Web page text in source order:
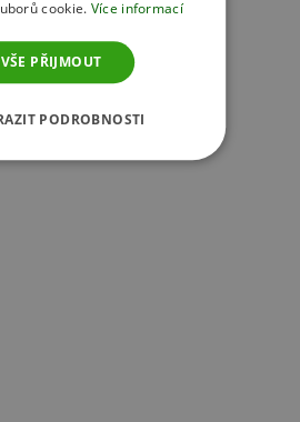
cookie. Více informací
VŠE PŘIJMOUT
PODROBNOSTI